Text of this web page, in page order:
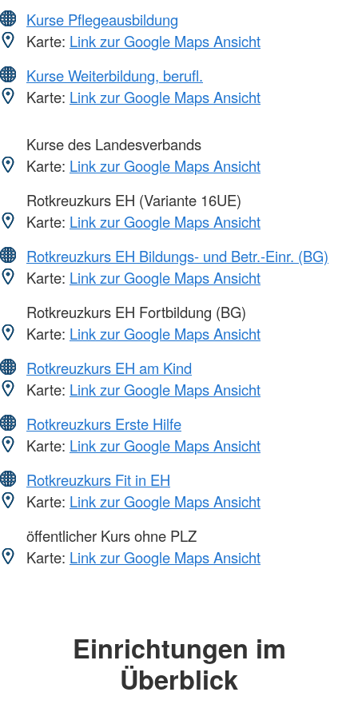
Kurse Pflegeausbildung
Karte: Link zur Google Maps Ansicht
Kurse Weiterbildung, berufl.
Karte: Link zur Google Maps Ansicht
Kurse des Landesverbands
Karte: Link zur Google Maps Ansicht
Rotkreuzkurs EH (Variante 16UE)
Karte: Link zur Google Maps Ansicht
Rotkreuzkurs EH Bildungs- und Betr.-Einr. (BG)
Karte: Link zur Google Maps Ansicht
Rotkreuzkurs EH Fortbildung (BG)
Karte: Link zur Google Maps Ansicht
Rotkreuzkurs EH am Kind
Karte: Link zur Google Maps Ansicht
Rotkreuzkurs Erste Hilfe
Karte: Link zur Google Maps Ansicht
Rotkreuzkurs Fit in EH
Karte: Link zur Google Maps Ansicht
öffentlicher Kurs ohne PLZ
Karte: Link zur Google Maps Ansicht
Einrichtungen im
Überblick